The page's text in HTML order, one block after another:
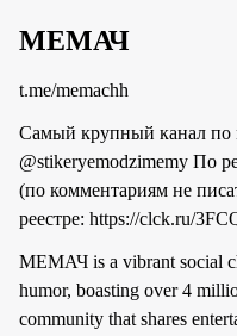
МЕМАЧ
t.me/memachh
Самый крупный канал по
@stikeryemodzimemy По рекламе: @evoanna @evo_milena
(по комментариям не писать,
реестре: https://clck.ru/
МЕМАЧ is a vibrant social
humor, boasting over 4
community that shares